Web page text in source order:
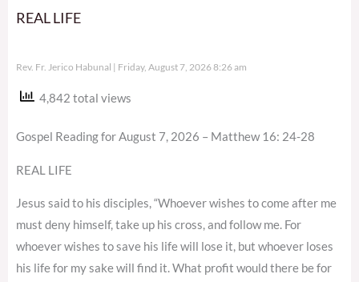
REAL LIFE
Rev. Fr. Jerico Habunal Friday, August 7, 2026 8:26 am
4,842 total views
Gospel Reading for August 7, 2026 – Matthew 16: 24-28
REAL LIFE
Jesus said to his disciples, “Whoever wishes to come after me
must deny himself, take up his cross, and follow me. For
whoever wishes to save his life will lose it, but whoever loses
his life for my sake will find it. What profit would there be for